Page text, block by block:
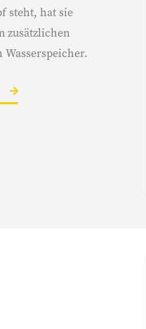
steht, hat sie
zusätzlichen